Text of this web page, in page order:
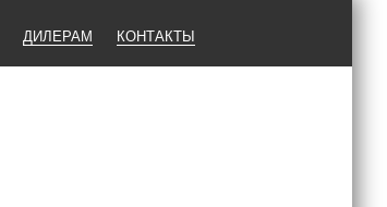
ДИЛЕРАМ КОНТАКТЫ